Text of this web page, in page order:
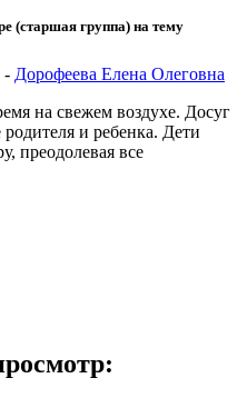
(старшая группа) на тему
- Дорофеева Елена Олеговна
на свежем воздухе. Досуг
и ребенка. Дети
преодолевая все